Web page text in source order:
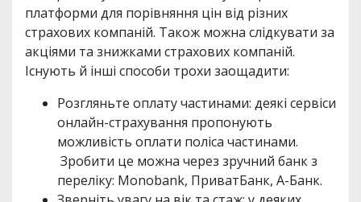
платформи для порівняння цін від різних
страхових компаній. Також можна слідкувати за
акціями та знижками страхових компаній.
Існують й інші способи трохи заощадити:
Розгляньте оплату частинами: деякі сервіси
онлайн-страхування пропонують
можливість оплати поліса частинами.
Зробити це можна через зручний банк з
переліку: Monobank, ПриватБанк, А-Банк.